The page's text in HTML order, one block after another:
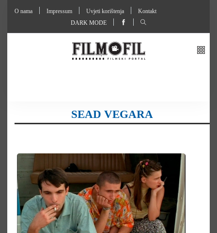
O nama Impressum Uvjeti korištenja
Kontakt
DARK MODE
SEAD VEGARA